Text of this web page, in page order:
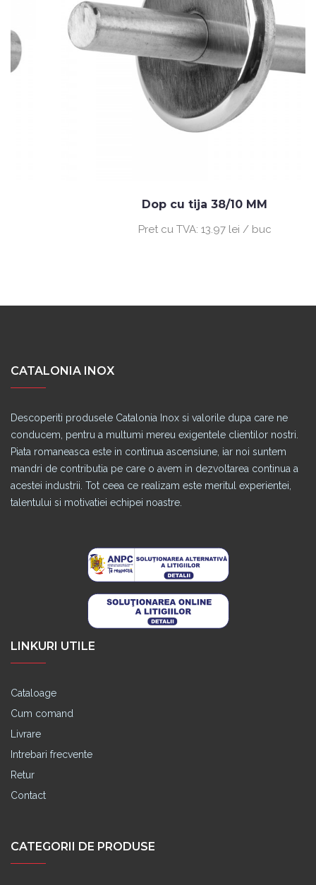
Dop cu tija 38/10 MM
Pret cu TVA:13.97 lei / buc
CATALONIA INOX
Descoperiti produsele Catalonia Inox si valorile dupa care ne
conducem, pentru a multumi mereu exigentele clientilor nostri.
Piata romaneasca este in continua ascensiune, iar noi suntem
mandri de contributia pe care o avem in dezvoltarea continua a
acestei industrii. Tot ceea ce realizam este meritul experientei,
talentului si motivatiei echipei noastre.
LINKURI UTILE
Cataloage
Cum comand
Livrare
Intrebari frecvente
Retur
Contact
CATEGORII DE PRODUSE